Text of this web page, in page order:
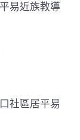
易近族教導
社區居平易